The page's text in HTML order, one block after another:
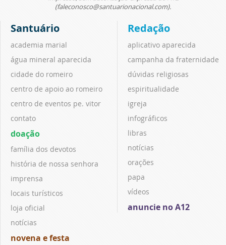
(faleconosco@santuarionacional.com).
Santuário
academia marial
água mineral aparecida
cidade do romeiro
centro de apoio ao romeiro
centro de eventos pe. vitor
contato
doação
família dos devotos
história de nossa senhora
imprensa
locais turísticos
loja oficial
notícias
novena e festa
Redação
aplicativo aparecida
campanha da fraternidade
dúvidas religiosas
espiritualidade
igreja
infográficos
libras
notícias
orações
papa
vídeos
anuncie no A12